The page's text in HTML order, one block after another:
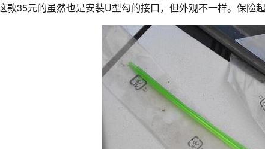
款35元的虽然也是安装U型勾的接口，但外观不一样。保险